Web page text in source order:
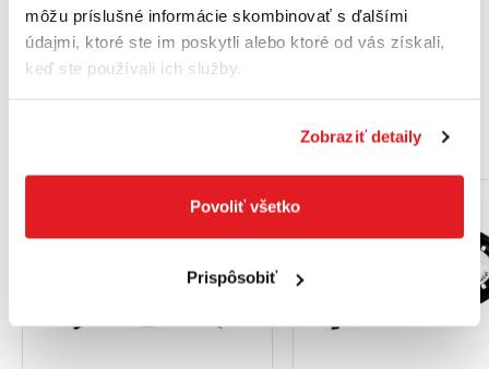
môžu príslušné informácie skombinovať s ďalšími
údajmi, ktoré ste im poskytli alebo ktoré od vás získali,
keď ste používali ich služby.
Zobraziť detaily
Povoliť všetko
Prispôsobiť
Kusov : 1